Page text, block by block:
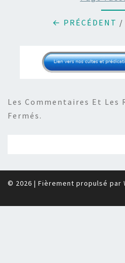
← PRÉCÉDENT /
Les Commentaires Et Les
Fermés.
© 2026 | Fièrement propulsé par